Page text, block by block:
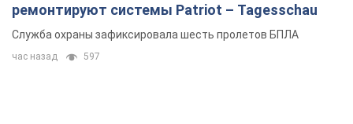
ремонтируют системы Patriot – Tagesschau
Служба охраны зафиксировала шесть пролетов БПЛА
час назад 597